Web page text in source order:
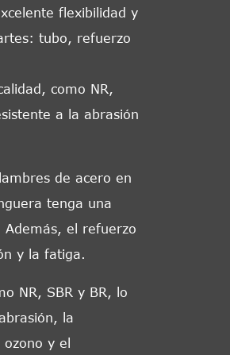
flexibilidad y
tubo, refuerzo
como NR,
a la abrasión
de acero en
tenga una
el refuerzo
y la fatiga.
NR, SBR y BR, lo
la
y el